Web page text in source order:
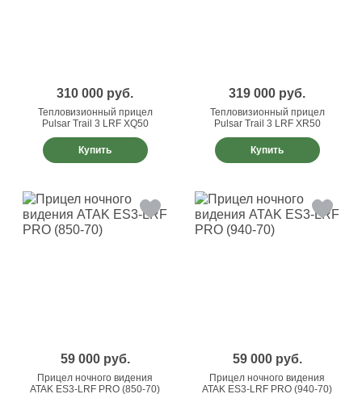
310 000 руб.
Тепловизионный прицел
Pulsar Trail 3 LRF XQ50
Купить
319 000 руб.
Тепловизионный прицел
Pulsar Trail 3 LRF XR50
Купить
59 000 руб.
Прицел ночного видения
ATAK ES3-LRF PRO (850-70)
59 000 руб.
Прицел ночного видения
ATAK ES3-LRF PRO (940-70)